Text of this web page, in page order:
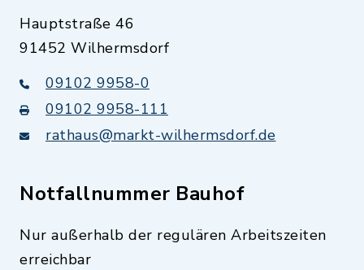
Hauptstraße 46
91452 Wilhermsdorf
09102 9958-0
09102 9958-111
rathaus@markt-wilhermsdorf.de
Notfallnummer Bauhof
Nur außerhalb der regulären Arbeitszeiten
erreichbar